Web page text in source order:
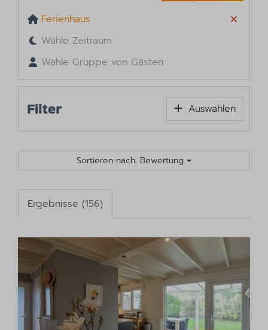
Ferienhaus
Wähle Zeitraum
Wähle Gruppe von Gästen
Filter Auswählen
Sortieren nach: Bewertung
Ergebnisse (156)